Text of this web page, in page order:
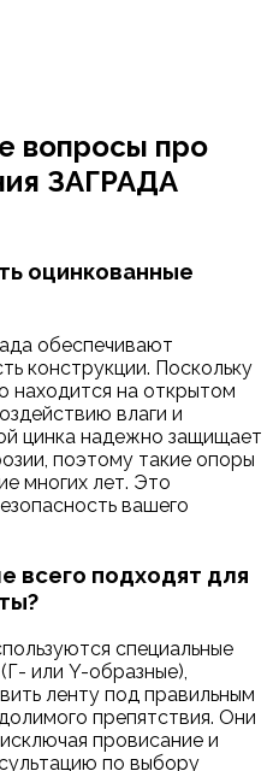
вопросы про
ЗАГРАДА
оцинкованные
обеспечивают
конструкции. Поскольку
находится на открытом
влаги и
цинка надежно защищает
поэтому такие опоры
многих лет. Это
вашего
всего подходят для
специальные
или Y-образные),
ленту под правильным
препятствия. Они
провисание и
по выбору